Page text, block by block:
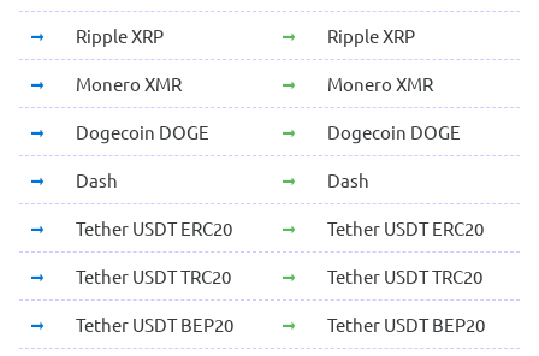
Ripple XRP Ripple XRP
Monero XMR Monero XMR
Dogecoin DOGE Dogecoin DOGE
Dash Dash
Tether USDT ERC20 Tether USDT ERC20
Tether USDT TRC20 Tether USDT TRC20
Tether USDT BEP20 Tether USDT BEP20